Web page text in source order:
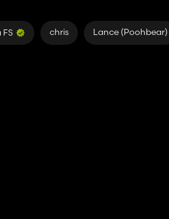
chris Lance (Poohbear)